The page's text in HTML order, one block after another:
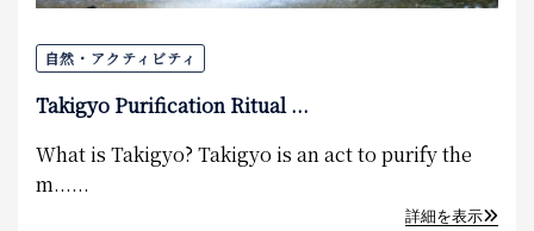
自然・アクティビティ
Takigyo Purification Ritual ...
What is Takigyo? Takigyo is an act to purify the
m......
詳細を表示